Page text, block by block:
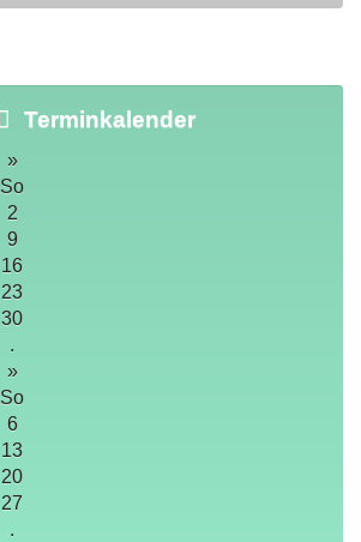
Terminkalender
»
So
2
9
16
23
30
.
»
So
6
13
20
27
.